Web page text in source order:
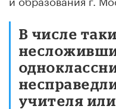
В числе
учителя